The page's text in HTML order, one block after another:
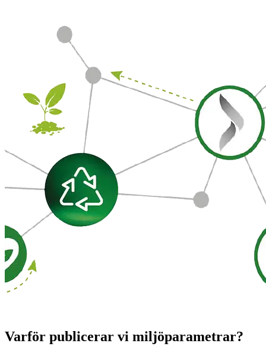
Varför publicerar vi miljöparametrar?